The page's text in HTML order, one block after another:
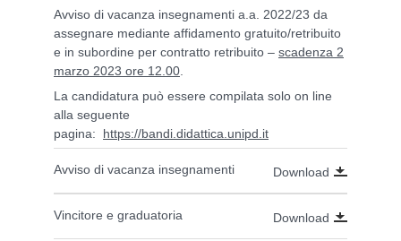
Avviso di vacanza insegnamenti a.a. 2022/23 da
assegnare mediante affidamento gratuito/retribuito
e in subordine per contratto retribuito – scadenza 2
marzo 2023 ore 12.00
La candidatura può essere compilata solo on line
alla seguente
pagina: https://bandi.didattica.unipd.it
Avviso di vacanza insegnamenti Download
Vincitore e graduatoria Download